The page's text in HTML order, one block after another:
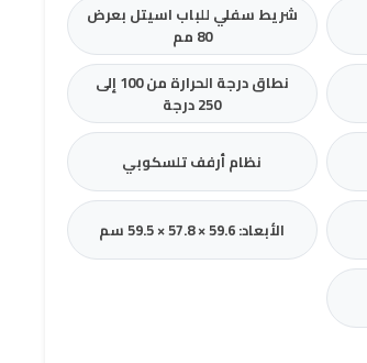
شريط سفلي للباب اسيتل بعرض
80 مم
نطاق درجة الحرارة من 100 إلى
250 درجة
نظام أرفف تلسكوبي
الأبعاد: 59.6 × 57.8 × 59.5 سم